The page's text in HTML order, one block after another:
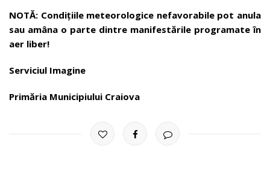
NOTĂ: Condiţiile meteorologice nefavorabile pot anula
sau amâna o parte dintre manifestările programate în
aer liber!
Serviciul Imagine
Primăria Municipiului Craiova